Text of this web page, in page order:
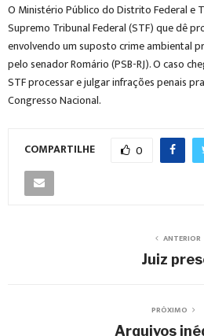
O Ministério Público do Distrito Federal e
Supremo Tribunal Federal (STF) que dê
envolvendo um suposto crime ambiental
pelo senador Romário (PSB-RJ). O caso
STF processar e julgar infrações penais
Congresso Nacional.
COMPARTILHE 0
ANTERIOR
Juiz
PRÓXIMO
Arquivos